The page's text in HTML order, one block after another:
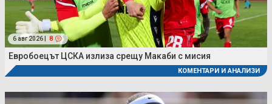
6 авг 2026 | 8
Евробоецът ЦСКА излиза срещу Макаби с мисия
КОМЕНТАРИ И АНАЛИЗИ